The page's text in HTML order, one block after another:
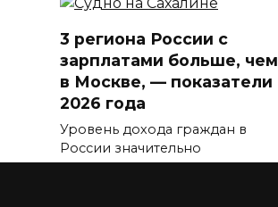
3 региона России с
зарплатами больше, чем
в Москве, — показатели
2026 года
Уровень дохода граждан в
России значительно
отличается